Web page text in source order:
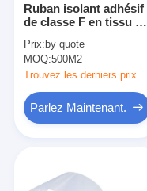
Ruban isolant adhésif
de classe F en tissu de
adhésif acrylique
Prix: by quote
MOQ:500M2
Trouvez les derniers prix
Parlez Maintenant.